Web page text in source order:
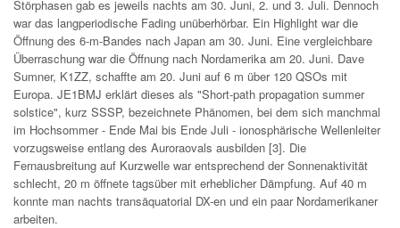
Störphasen gab es jeweils nachts am 30. Juni, 2. und 3. Juli. Dennoch
war das langperiodische Fading unüberhörbar. Ein Highlight war die
Öffnung des 6-m-Bandes nach Japan am 30. Juni. Eine vergleichbare
Überraschung war die Öffnung nach Nordamerika am 20. Juni. Dave
Sumner, K1ZZ, schaffte am 20. Juni auf 6 m über 120 QSOs mit
Europa. JE1BMJ erklärt dieses als "Short-path propagation summer
solstice", kurz SSSP, bezeichnete Phänomen, bei dem sich manchmal
im Hochsommer - Ende Mai bis Ende Juli - ionosphärische Wellenleiter
vorzugsweise entlang des Auroraovals ausbilden [3]. Die
Fernausbreitung auf Kurzwelle war entsprechend der Sonnenaktivität
schlecht, 20 m öffnete tagsüber mit erheblicher Dämpfung. Auf 40 m
konnte man nachts transäquatorial DX-en und ein paar Nordamerikaner
arbeiten.